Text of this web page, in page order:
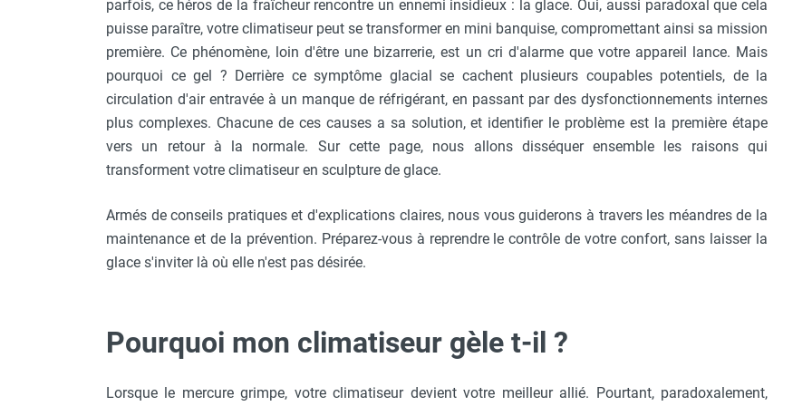
Chauffage FARM au gaz
Chauffage FARM au fioul
Chauffage d'atelier granulés / bois /
carton
Chaudière fixe à eau
Aérotherme fixe mural
Aérotherme électrique
Aérotherme au gaz
Aérotherme au fioul
Aérotherme pompe à chaleur
(détente directe)
Chauffage électrique soufflant
étuvage industriel ou destruction
parfois, ce héros de la fraîcheur rencontre un ennemi insidieux : la glace. Oui, aussi paradoxal que cela
puisse paraître, votre climatiseur peut se transformer en mini banquise, compromettant ainsi sa mission
première. Ce phénomène, loin d'être une bizarrerie, est un cri d'alarme que votre appareil lance. Mais
pourquoi ce gel ? Derrière ce symptôme glacial se cachent plusieurs coupables potentiels, de la
circulation d'air entravée à un manque de réfrigérant, en passant par des dysfonctionnements internes
plus complexes. Chacune de ces causes a sa solution, et identifier le problème est la première étape
vers un retour à la normale. Sur cette page, nous allons disséquer ensemble les raisons qui
transforment votre climatiseur en sculpture de glace.
Armés de conseils pratiques et d'explications claires, nous vous guiderons à travers les méandres de la
maintenance et de la prévention. Préparez-vous à reprendre le contrôle de votre confort, sans laisser la
glace s'inviter là où elle n'est pas désirée.
Pourquoi mon climatiseur gèle t-il ?
Lorsque le mercure grimpe, votre climatiseur devient votre meilleur allié. Pourtant, paradoxalement,